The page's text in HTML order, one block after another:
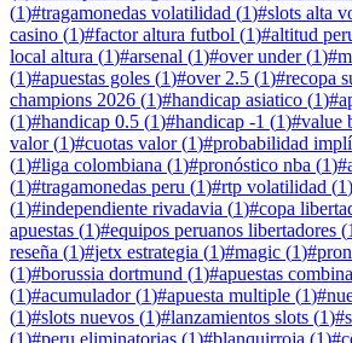
(1)#tragamonedas volatilidad (1)#slots alta
casino (1)#factor altura futbol (1)#altitud
local altura (1)#arsenal (1)#over under(1)#
(1)#apuestas goles (1)#over 2.5 (1)#recopa
champions 2026 (1)#handicap asiatico (1)#
(1)#handicap 0.5 (1)#handicap -1 (1)#value
valor(1)#cuotas valor(1)#probabilidad
(1)#liga colombiana (1)#pronóstico nba (1)#
(1)#tragamonedas peru (1)#rtp volatilidad (1)
(1)#independiente rivadavia (1)#copa
apuestas (1)#equipos peruanos libertadores (1
reseña (1)#jetx estrategia (1)#magic (1)#
(1)#borussia dortmund (1)#apuestas
(1)#acumulador(1)#apuesta multiple (1)#
(1)#slots nuevos (1)#lanzamientos slots (1)#